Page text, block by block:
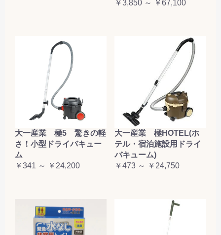
￥3,850 ～ ￥67,100
大一産業 極5 驚きの軽
さ！小型ドライバキュー
ム
￥341 ～ ￥24,200
大一産業 極HOTEL(ホ
テル・宿泊施設用ドライ
バキューム)
￥473 ～ ￥24,750